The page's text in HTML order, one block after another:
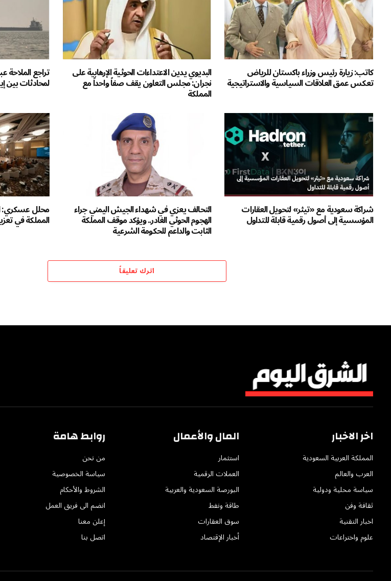
كاتب: زيارة رئيس وزراء باكستان للرياض
تعكس عمق العلاقات السياسية والاستراتيجية
البديوي يدين الاعتداءات الحوثية الإرهابية على
نجران: مجلس التعاون يقف صفاً واحداً مع
المملكة
تراجع
لمحادثات بين
شراكة سعودية مع «تيثر» لتحويل العقارات
المؤسسية إلى أصول رقمية قابلة للتداول
التحالف يعزي في شهداء الجيش اليمني جراء
الهجوم الحوثي الغادر.. ويؤكد موقف المملكة
الثابت والداعم للحكومة الشرعية
محلل عسكري:
المملكة في
اترك تعليقاً
اخر الاخبار
المملكة العربية السعودية
العرب والعالم
سياسة محلية ودولية
ثقافة وفن
اخبار التقنية
علوم واختراعات
المال والأعمال
استثمار
العملات الرقمية
البورصة السعودية والعربية
طاقة ونفط
سوق العقارات
أخبار الإقتصاد
روابط هامة
من نحن
سياسة الخصوصية
الشروط والأحكام
انضم الى فريق العمل
إعلن معنا
اتصل بنا